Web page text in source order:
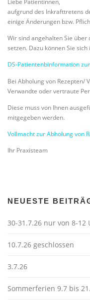
Liebe Patientinnen,
aufgrund des Inkrafttretens
einige Änderungen bzw.
Wir sind angehalten Sie
setzen. Dazu können Sie
DS-Patientenbinformation
Bei Abholung von Rezepten/
Verwandte oder vertraute
Diese muss von Ihnen
mitgegeben werden.
Vollmacht zur Abholung von
Ihr Praxisteam
NEUESTE
30-31.7.26 nur von 8-12
10.7.26 geschlossen
3.7.26
Sommerferien 9.7 bis